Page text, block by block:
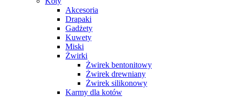
Akcesoria
Drapaki
Gadżety
Kuwety
Miski
Żwirki
Żwirek bentonitowy
Żwirek drewniany
Żwirek silikonowy
Karmy dla kotów